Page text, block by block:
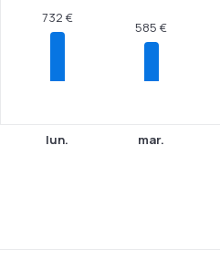
732 €
lun.
585 €
mar.